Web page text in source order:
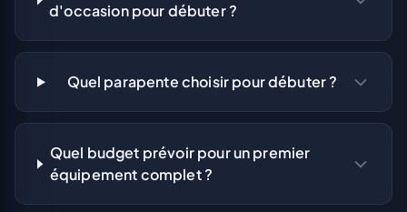
d'occasion pour débuter ?
Quel parapente choisir pour débuter ?
Quel budget prévoir pour un premier
équipement complet ?